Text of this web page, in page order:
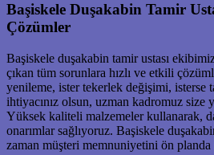
Başiskele Duşakabin Tamir
Çözümler
Başiskele duşakabin tamir ustası
çıkan tüm sorunlara hızlı ve etkili
yenileme, ister tekerlek değişimi, isterse
ihtiyacınız olsun, uzman kadromuz size
Yüksek kaliteli malzemeler kullanarak,
onarımlar sağlıyoruz. Başiskele
zaman müşteri memnuniyetini ön